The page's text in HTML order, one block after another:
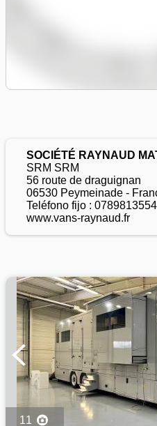
SOCIÉTÉ RAYNAUD
SRM SRM
56 route de draguignan
06530 Peymeinade -
Teléfono fijo : 0789813554
www.vans-raynaud.fr
11